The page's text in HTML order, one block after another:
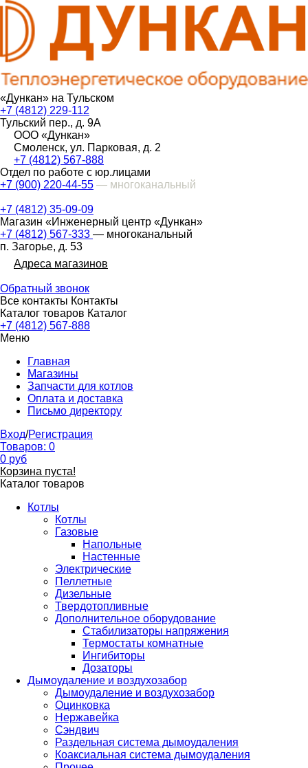
«Дункан» на Тульском
+7 (4812) 229-112
Тульский пер., д. 9А
ООО «Дункан»
Смоленск, ул. Парковая, д. 2
+7 (4812) 567-888
Отдел по работе с юр.лицами
+7 (900) 220-44-55 — многоканальный
+7 (4812) 35-09-09
Магазин «Инженерный центр «Дункан»
+7 (4812) 567-333 — многоканальный
п. Загорье, д. 53
Адреса магазинов
Обратный звонок
Все контакты Контакты
Каталог товаров Каталог
+7 (4812) 567-888
Меню
Главная
Магазины
Запчасти для котлов
Оплата и доставка
Письмо директору
Вход/Регистрация
Товаров: 0
0 руб
Корзина пуста!
Каталог товаров
Котлы
Котлы
Газовые
Напольные
Настенные
Электрические
Пеллетные
Дизельные
Твердотопливные
Дополнительное оборудование
Стабилизаторы напряжения
Термостаты комнатные
Ингибиторы
Дозаторы
Дымоудаление и воздухозабор
Дымоудаление и воздухозабор
Оцинковка
Нержавейка
Сэндвич
Раздельная система дымоудаления
Коаксиальная система дымоудаления